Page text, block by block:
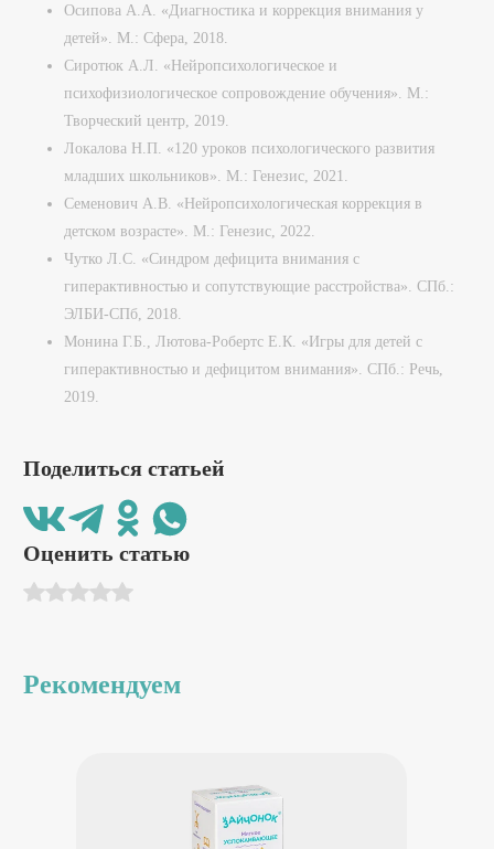
Осипова А.А. «Диагностика и коррекция внимания у
детей». М.: Сфера, 2018.
Сиротюк А.Л. «Нейропсихологическое и
психофизиологическое сопровождение обучения». М.:
Творческий центр, 2019.
Локалова Н.П. «120 уроков психологического развития
младших школьников». М.: Генезис, 2021.
Семенович А.В. «Нейропсихологическая коррекция в
детском возрасте». М.: Генезис, 2022.
Чутко Л.С. «Синдром дефицита внимания с
гиперактивностью и сопутствующие расстройства». СПб.:
ЭЛБИ-СПб, 2018.
Монина Г.Б., Лютова-Робертс Е.К. «Игры для детей с
гиперактивностью и дефицитом внимания». СПб.: Речь,
2019.
Поделиться статьей
Оценить статью
Рекомендуем